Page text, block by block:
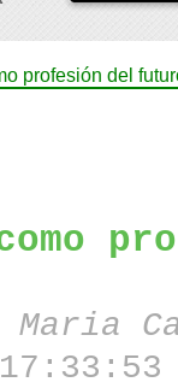
profesión del
Maria